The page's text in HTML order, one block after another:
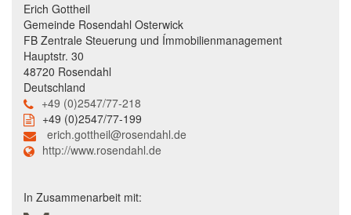
Erich Gottheil
Gemeinde Rosendahl Osterwick
FB Zentrale Steuerung und Ímmobilienmanagement
Hauptstr. 30
48720 Rosendahl
Deutschland
+49 (0)2547/77-218
+49 (0)2547/77-199
erich.gottheil@rosendahl.de
http://www.rosendahl.de
In Zusammenarbeit mit: